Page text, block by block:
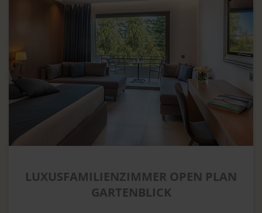
LUXUSFAMILIENZIMMER OPEN PLAN
GARTENBLICK